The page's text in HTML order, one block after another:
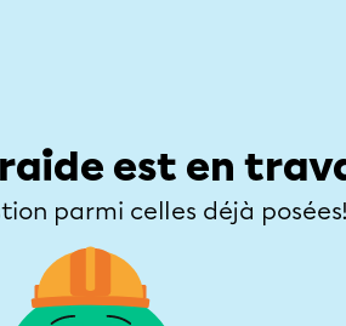
est en
parmi celles déjà posées!